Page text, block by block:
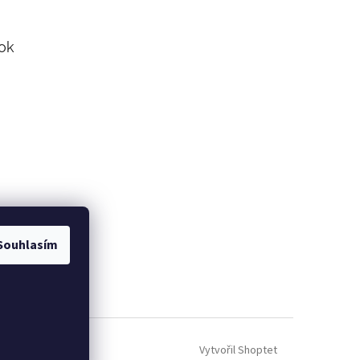
Vytvořil Shoptet